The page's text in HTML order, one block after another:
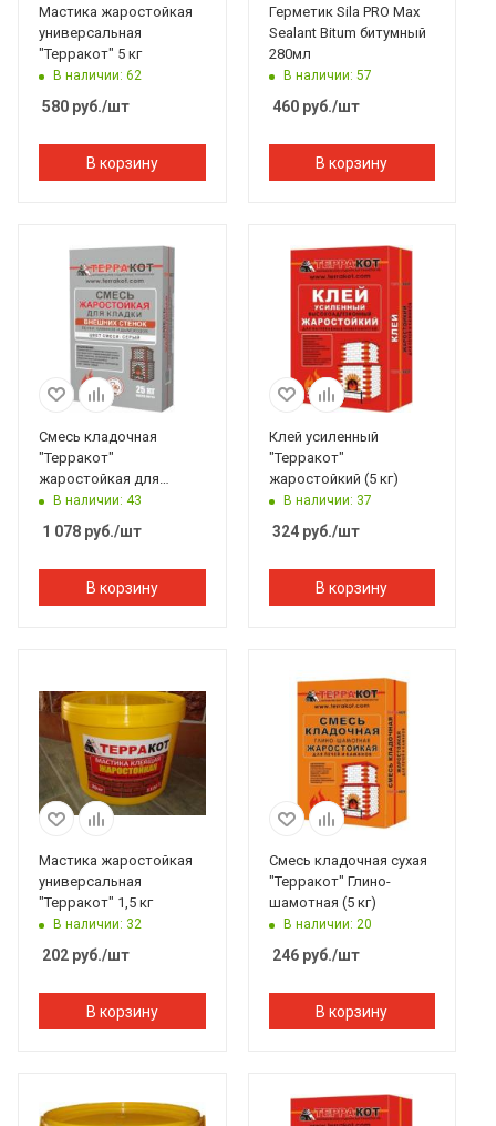
Мастика жаростойкая
универсальная
"Терракот" 5 кг
В наличии: 62
580 руб./шт
В корзину
Герметик Sila PRO Max
Sealant Bitum битумный
280мл
В наличии: 57
460руб./шт
В корзину
Смесь кладочная
"Терракот"
жаростойкая для
кладки внешних стенок
В наличии: 43
1 078 руб./шт
В корзину
Клей усиленный
"Терракот"
жаростойкий (5 кг)
В наличии: 37
324руб./шт
В корзину
Мастика жаростойкая
универсальная
"Терракот" 1,5 кг
В наличии: 32
202 руб./шт
В корзину
Смесь кладочная сухая
"Терракот" Глино-
шамотная (5 кг)
В наличии: 20
246руб./шт
В корзину